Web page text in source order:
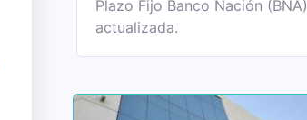
Plazo Fijo Banco Nación (BNA)
actualizada.